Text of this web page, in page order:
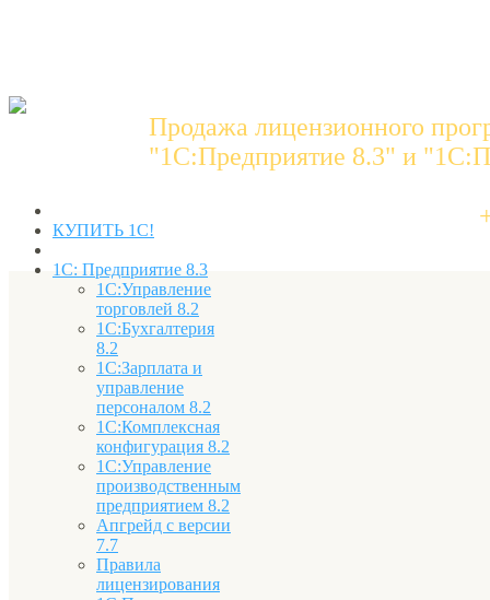
Продажа лицензионного
"1C:Предприятие 8.3" и
КУПИТЬ 1С!
1С: Предприятие 8.3
1С:Управление
торговлей 8.2
1С:Бухгалтерия
8.2
1С:Зарплата и
управление
персоналом 8.2
1С:Комплексная
конфигурация 8.2
1С:Управление
производственным
предприятием 8.2
Апгрейд с версии
7.7
Правила
лицензирования